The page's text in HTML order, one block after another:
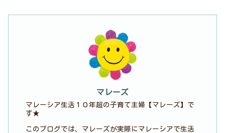
マレーズ
マレーシア生活１０年超の子育て主婦【マレーズ】で
す★
このブログでは、マレーズが実際にマレーシアで生活